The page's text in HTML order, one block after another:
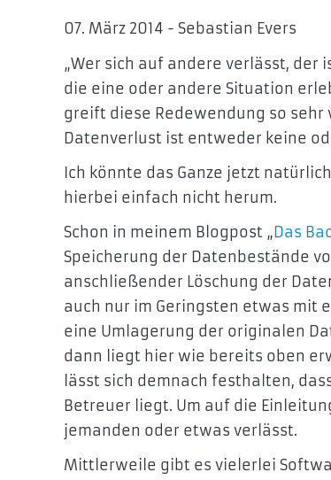
07. März 2014 - Sebastian Evers
„Wer sich auf andere verlässt, der
die eine oder andere Situation
greift diese Redewendung so
Datenverlust ist entweder keine
Ich könnte das Ganze jetzt
hierbei einfach nicht herum.
Schon in meinem Blogpost „Das
Speicherung der Datenbestände
anschließender Löschung der
auch nur im Geringsten etwas mit
eine Umlagerung der originalen
dann liegt hier wie bereits oben
lässt sich demnach festhalten,
Betreuer liegt. Um auf die
jemanden oder etwas verlässt.
Mittlerweile gibt es vielerlei